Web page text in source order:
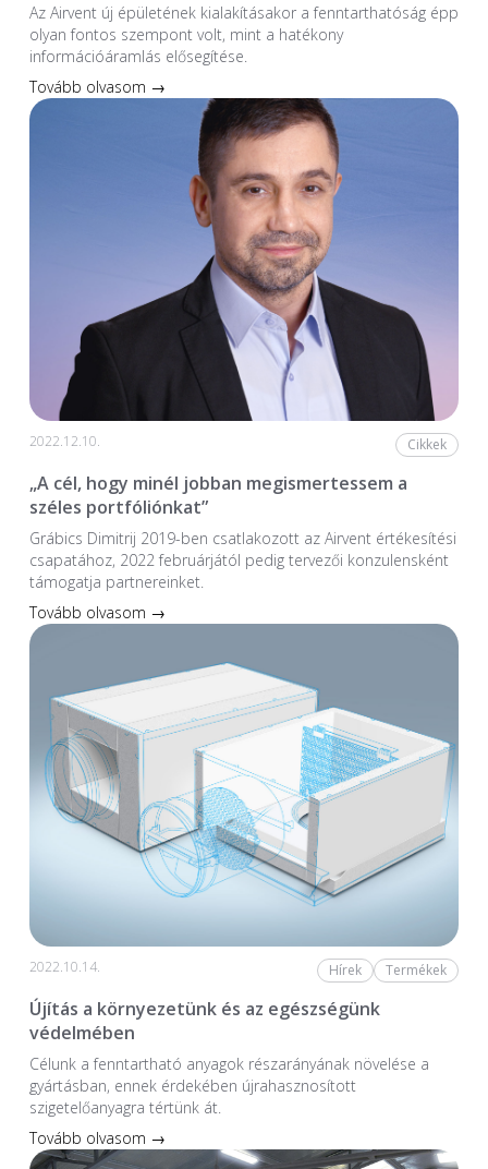
Az Airvent új épületének kialakításakor a fenntarthatóság épp
olyan fontos szempont volt, mint a hatékony
információáramlás elősegítése.
Tovább olvasom →
2022.12.10. Cikkek
„A cél, hogy minél jobban megismertessem a
széles portfóliónkat”
Grábics Dimitrij 2019-ben csatlakozott az Airvent értékesítési
csapatához, 2022 februárjától pedig tervezői konzulensként
támogatja partnereinket.
Tovább olvasom →
2022.10.14. Hírek Termékek
Újítás a környezetünk és az egészségünk
védelmében
Célunk a fenntartható anyagok részarányának növelése a
gyártásban, ennek érdekében újrahasznosított
szigetelőanyagra tértünk át.
Tovább olvasom →